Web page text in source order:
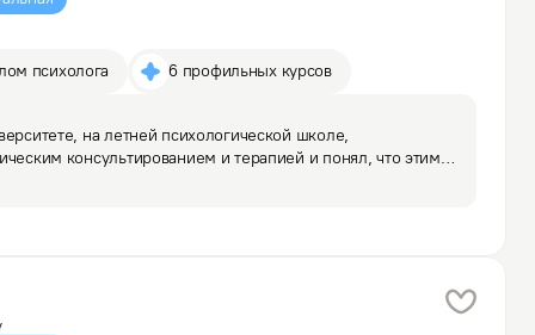
психолога 6 профильных курсов
на летней психологической школе,
консультированием и терапией и понял, что этим
понравился свет в лицах и глазах тех людей, которые